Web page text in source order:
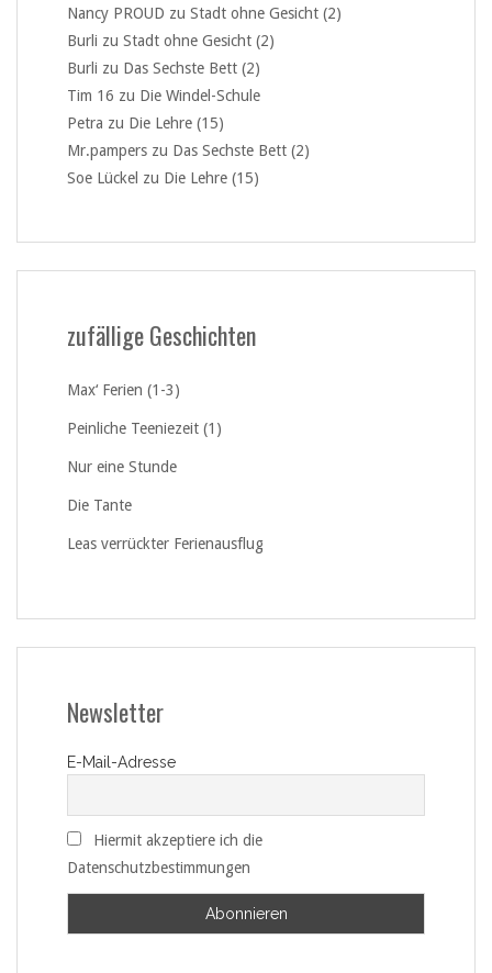
Nancy PROUD zu Stadt ohne Gesicht (2)
Burli zu Stadt ohne Gesicht (2)
Burli zu Das Sechste Bett (2)
Tim 16 zu Die Windel-Schule
Petra zu Die Lehre (15)
Mr.pampers zu Das Sechste Bett (2)
Soe Lückel zu Die Lehre (15)
zufällige Geschichten
Max‘ Ferien (1-3)
Peinliche Teeniezeit (1)
Nur eine Stunde
Die Tante
Leas verrückter Ferienausflug
Newsletter
E-Mail-Adresse
Hiermit akzeptiere ich die
Datenschutzbestimmungen